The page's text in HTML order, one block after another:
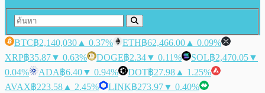
BTC฿2,140,030 ▲ 0.37% ETH฿62,466.00 ▲ 0.09%
XRP฿35.87▼ 0.63% DOGE฿2.34▼ 0.11% SOL฿2,470.05▼
0.04%
ADA฿6.40▼ 0.94% DOT฿27.98 ▲ 1.25%
AVAX฿223.58 ▲ 2.45% LINK฿273.97▼ 0.40%